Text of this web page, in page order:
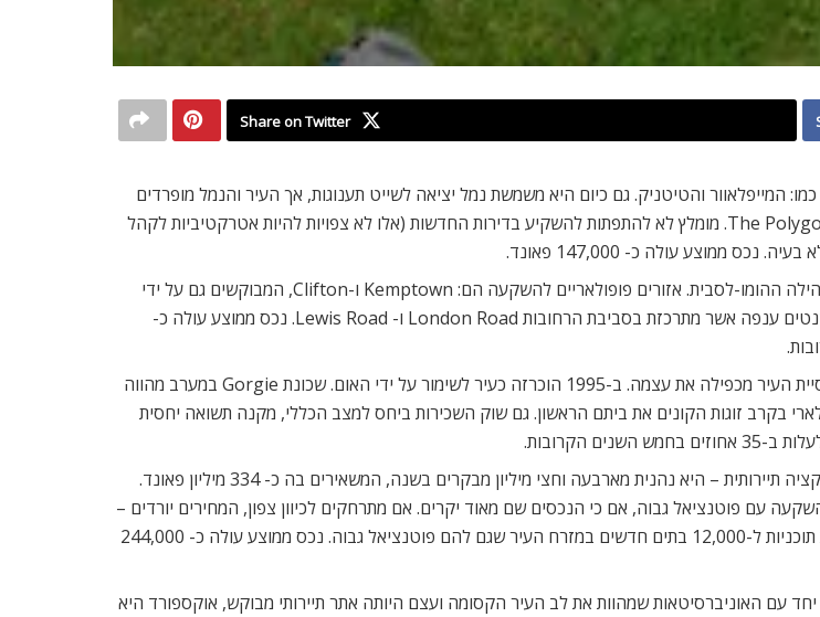
Share on Twitter
המייפלאוור והטיטניק. גם כיום היא משמשת נמל יציאה לשייט תענוגות, אך העיר והנמל מופרדים
לחלוטין. כעשרה אחוזים מהתושבים הם סטודנטים והאזור המועדף עליהם הוא The Polygon. מומלץ לא להתפתות להשקיע בדירות החדשות (אלו לא צפויות להיות אטרקטיביות לקהל
ממוצע עולה כ- 147,000 פאונד.
עיר התיירות הפופולארית ביותר מחוץ ללונדון היא ברייטון, שמשמשת גם כמרכז לקהילה ההומו-לסבית. אזורים פופולאריים להשקעה הם: Kemptown ו-Clifton, המבוקשים גם על ידי
שחקנים ואמנים, וגדושים בחנויות קטנות, מלונות ומסעדות. בברייטון קהילת סטודנטים ענפה אשר מתרכזת בסביבת הרחובות London Road ו- Lewis Road. נכס ממוצע עולה כ-
אדינבורו, בירת סקוטלנד, ידועה בזכות פסטיבל האמנות השנתי, שבמהלכו אוכלוסיית העיר מכפילה את עצמה. ב-1995 הוכרזה כעיר לשימור על ידי האום. שכונת Gorgie במערב מהווה
בקרב זוגות הקונים את ביתם הראשון. גם שוק השכירות ביחס למצב הכללי, מקנה תשואה יחסית
האוניברסיטה היא הנכס החשוב בקיימברידג’, אולם כעיר מדיאבלית המהווה אטרקציה תיירותית – היא נהנית מארבעה וחצי מיליון מבקרים בשנה, המשאירים בה כ- 334 מיליון פאונד.
עם פוטנציאל גבוה, אם כי הנכסים שם מאוד יקרים. אם מתרחקים לכיוון צפון, המחירים יורדים –
אך צפויים לעלות עם גמר הפיתוח במרכז. בשלב קבלת אישורי הבניה נמצאות כעת תוכניות ל-12,000 בתים חדשים במזרח העיר שגם להם פוטנציאל גבוה. נכס ממוצע עולה כ- 244,000
עם האוניברסיטאות שמהוות את לב העיר הקסומה ועצם היותה אתר תיירותי מבוקש, אוקספורד היא